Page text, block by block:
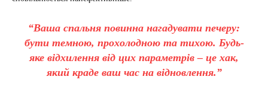
“Ваша спальня повинна нагадувати печеру:
бути темною, прохолодною та тихою. Будь-
яке відхилення від цих параметрів – це хак,
який краде ваш час на відновлення.”